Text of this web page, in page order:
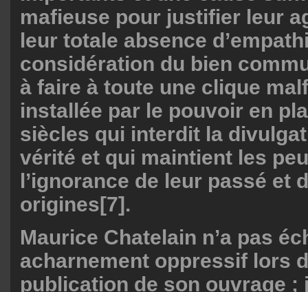
mafieuse pour justifier leur
leur totale absence
considération du bien
à faire à toute une clique
installée par le pouvoir en
siècles qui interdit la
vérité et qui maintient les
l’ignorance de leur passé et
origines[7].
Maurice Chatelain n’a pas
acharnement oppressif lors
publication de son ouvrage ;